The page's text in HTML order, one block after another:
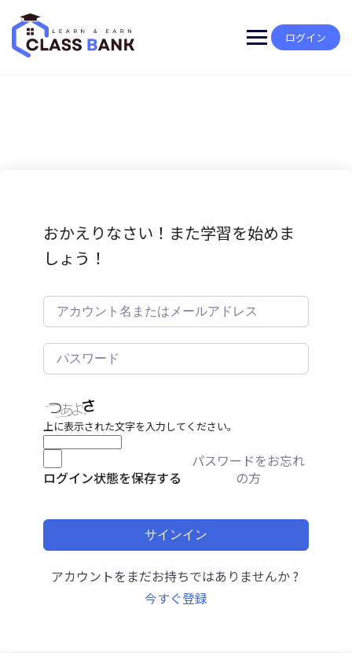
content
ログイン
おかえりなさい！また学習を始めま
しょう！
上に表示された文字を入力してください。
ログイン状態を保存する
パスワードをお忘れ
の方
サインイン
アカウントをまだお持ちではありませんか ?
今すぐ登録